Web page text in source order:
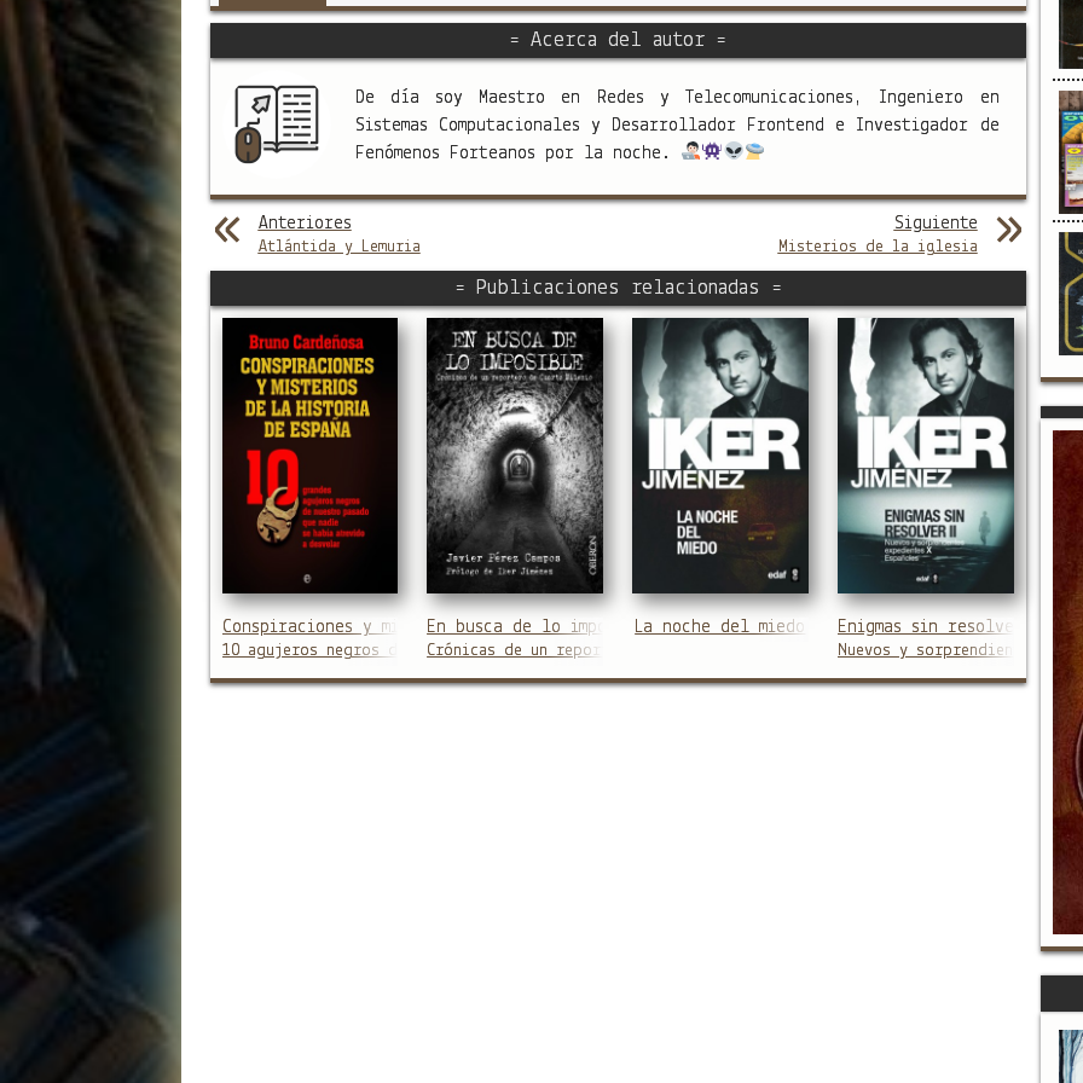
= Acerca del autor =
De día soy Maestro en Redes y Telecomunicaciones, Ingeniero en
Sistemas Computacionales y Desarrollador Frontend e Investigador de
Fenómenos Forteanos por la noche.
Anteriores
Atlántida y Lemuria
Siguiente
Misterios de la iglesia
= Publicaciones relacionadas =
Conspiraciones y misterios de la historia de España
10 agujeros negros de nuestro pasado que nadie se había atrevido a desvelar
En busca de lo imposible
Crónicas de un reportero de Cuarto Milenio
La noche del miedo Enigmas sin resolver (II)
Nuevos y sorprendientes